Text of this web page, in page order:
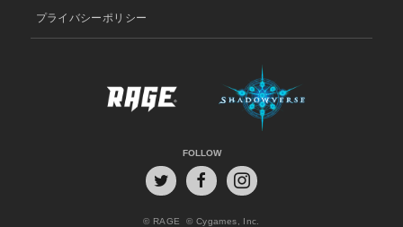
プライバシーポリシー
FOLLOW
© RAGE © Cygames, Inc.